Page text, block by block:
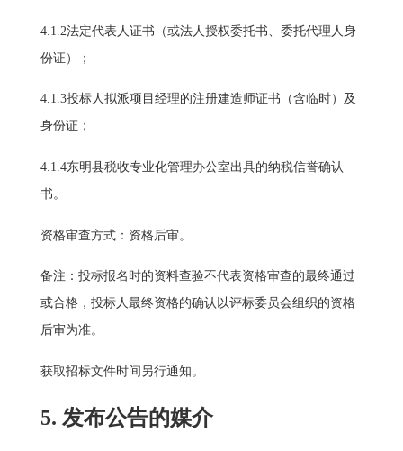
4.1.2法定代表人证书（或法人授权委托书、委托代理人身
份证）；
4.1.3投标人拟派项目经理的注册建造师证书（含临时）及
身份证；
4.1.4东明县税收专业化管理办公室出具的纳税信誉确认
书。
资格审查方式：资格后审。
备注：投标报名时的资料查验不代表资格审查的最终通过
或合格，投标人最终资格的确认以评标委员会组织的资格
后审为准。
获取招标文件时间另行通知。
5. 发布公告的媒介